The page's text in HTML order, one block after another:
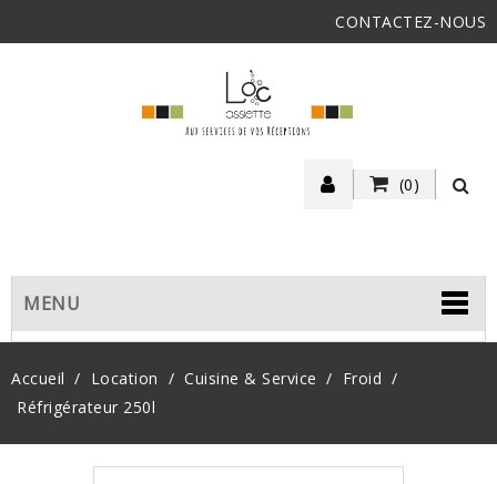
CONTACTEZ-NOUS
(0)
MENU
Accueil Location Cuisine & Service
Froid
Réfrigérateur 250l